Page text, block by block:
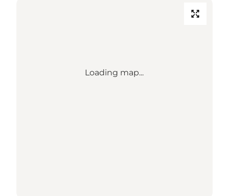
Loading map...